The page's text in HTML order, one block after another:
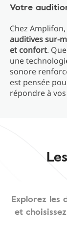
Votre
Chez
auditives sur-
et confort.
une
sonore
est pensée
répondre à
Explorez les
et